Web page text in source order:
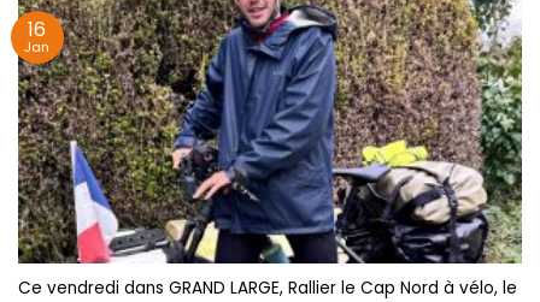
Ce vendredi dans GRAND LARGE, Rallier le Cap Nord à vélo, le
16
Jan